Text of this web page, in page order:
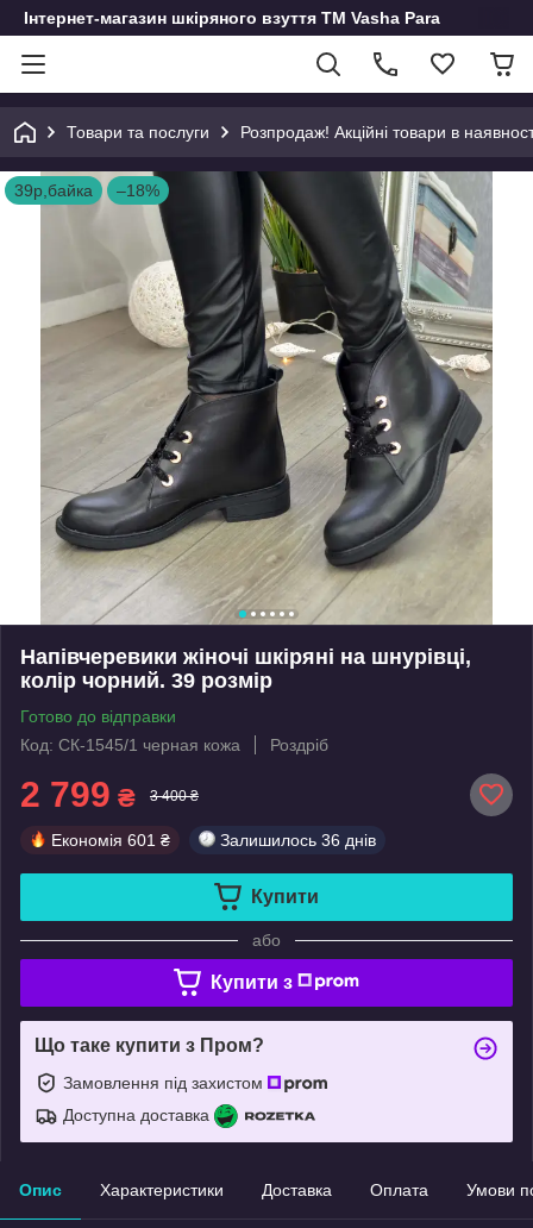
Інтернет-магазин шкіряного взуття ТМ Vasha Para
Товари та послуги Розпродаж! Акційні товари в
39р,байка –18%
Напівчеревики жіночі шкіряні на шнурівці,
колір чорний. 39 розмір
Готово до відправки
Код: СК-1545/1 черная кожа
Роздріб
2 799 ₴ 3 400 ₴
Економія 601 ₴ Залишилось 36 днів
Купити
або
Купити з
Що таке купити з Пром?
Замовлення під захистом
Доступна доставка
Опис Характеристики Доставка Оплата Умови